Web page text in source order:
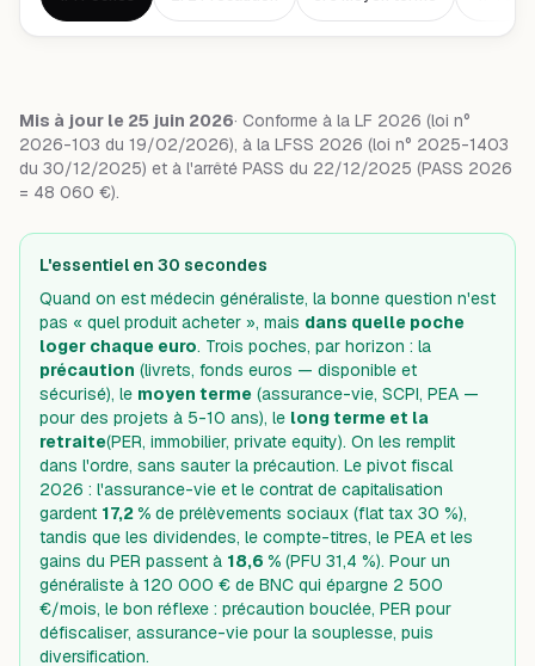
Mis à jour le 25 juin 2026· Conforme à la LF 2026 (loi n°
2026-103 du 19/02/2026), à la LFSS 2026 (loi n° 2025-1403
du 30/12/2025) et à l'arrêté PASS du 22/12/2025 (PASS 2026
= 48 060 €).
L'essentiel en 30 secondes
Quand on est médecin généraliste, la bonne question n'est
pas « quel produit acheter », mais dans quelle poche
loger chaque euro. Trois poches, par horizon : la
précaution (livrets, fonds euros — disponible et
sécurisé), le moyen terme (assurance-vie, SCPI, PEA —
pour des projets à 5-10 ans), le long terme et la
retraite(PER, immobilier, private equity). On les remplit
dans l'ordre, sans sauter la précaution. Le pivot fiscal
2026 : l'assurance-vie et le contrat de capitalisation
gardent 17,2 % de prélèvements sociaux (flat tax 30 %),
tandis que les dividendes, le compte-titres, le PEA et les
gains du PER passent à 18,6 % (PFU 31,4 %). Pour un
généraliste à 120 000 € de BNC qui épargne 2 500
€/mois, le bon réflexe : précaution bouclée, PER pour
défiscaliser, assurance-vie pour la souplesse, puis
diversification.